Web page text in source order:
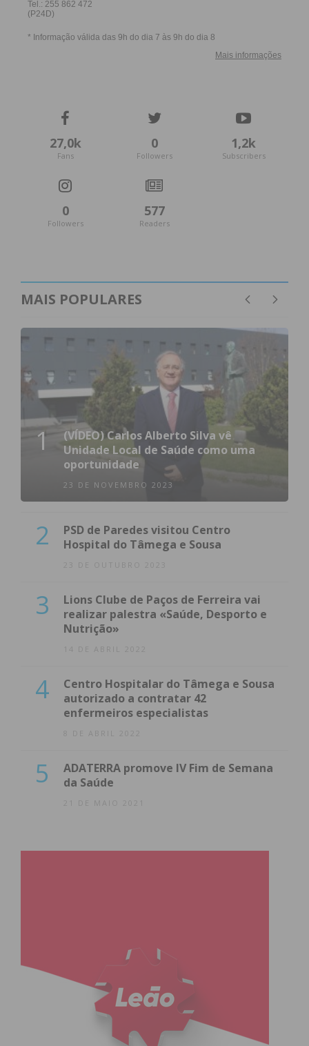
27,0k
Fans
0
Followers
1,2k
Subscribers
0
Followers
577
Readers
MAIS POPULARES
1
(VÍDEO) Carlos Alberto Silva vê
Unidade Local de Saúde como uma
oportunidade
23 DE NOVEMBRO 2023
2
PSD de Paredes visitou Centro
Hospital do Tâmega e Sousa
23 DE OUTUBRO 2023
3
Lions Clube de Paços de Ferreira vai
realizar palestra «Saúde, Desporto e
Nutrição»
14 DE ABRIL 2022
4
Centro Hospitalar do Tâmega e Sousa
autorizado a contratar 42
enfermeiros especialistas
8 DE ABRIL 2022
5
ADATERRA promove IV Fim de Semana
da Saúde
21 DE MAIO 2021